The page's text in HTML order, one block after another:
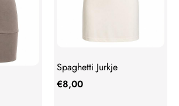
Spaghetti Jurkje
€8,00